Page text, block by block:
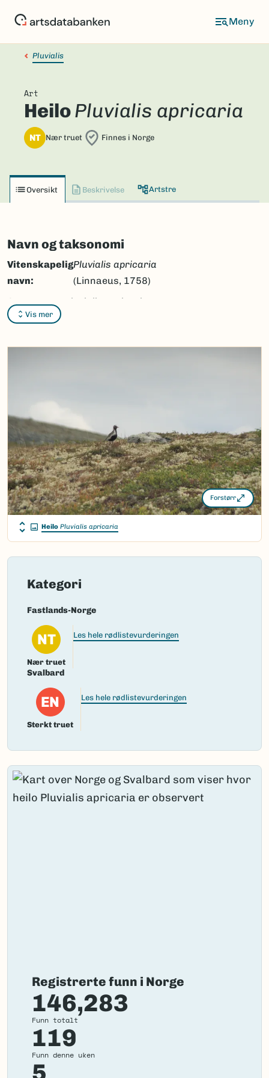
Pluvialis
Art
HeiloPluvialis apricaria
NT Nær truet Finnes i Norge
Oversikt Beskrivelse Artstre
Navn og taksonomi
Vis mer
Vitenskapelig
navn:
Pluvialis apricaria
(Linnaeus, 1758)
Synonymer:
Pluvialis apricaria
subsp.apricaria
heilo
Nordsamisk/Davvisámegiella:bižus
Vitenskapelig navn ID:3646
Takson ID:203531
Gå til Nortaxa for flere detaljer
(Ekstern lenke)
Forstørr
Heilo Pluvialis apricaria
Kategori
Fastlands-Norge
NT
Nær truet
Les hele rødlistevurderingen
Svalbard
EN
Sterkt truet
Les hele rødlistevurderingen
Registrerte funn i Norge
146,283
Funn totalt
119
Funn denne uken